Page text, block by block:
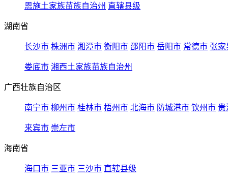
恩施土家族苗族自治州 直辖县级
湖南省
长沙市 株洲市 湘潭市 衡阳市 邵阳市 岳阳市 常德市 张家
娄底市 湘西土家族苗族自治州
广西壮族自治区
南宁市 柳州市 桂林市 梧州市 北海市 防城港市 钦州市 贵
来宾市 崇左市
海南省
海口市 三亚市 三沙市 直辖县级